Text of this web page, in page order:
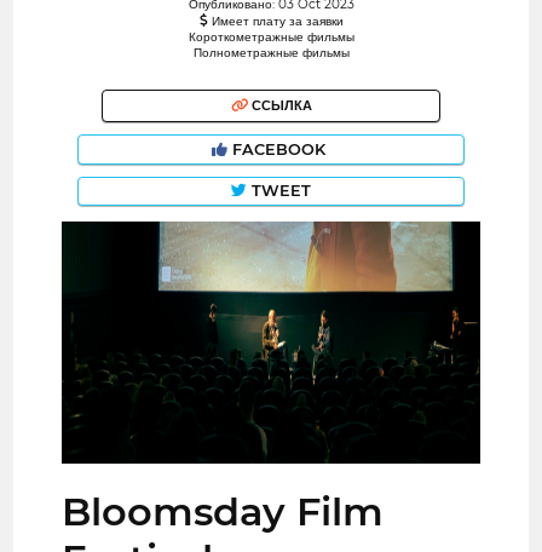
Опубликовано: 03 Oct 2023
Имеет плату за заявки
Короткометражные фильмы
Полнометражные фильмы
ССЫЛКА
FACEBOOK
TWEET
Bloomsday Film